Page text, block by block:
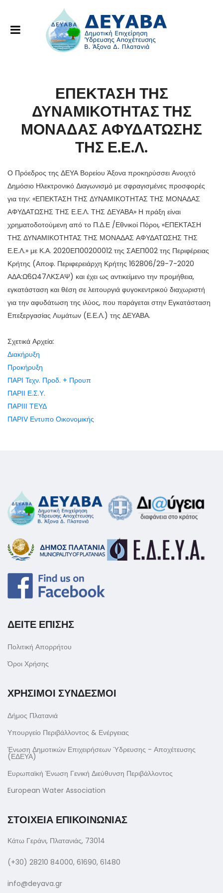
ΕΠΕΚΤΑΣΗ ΤΗΣ
ΔΥΝΑΜΙΚΟΤΗΤΑΣ ΤΗΣ
ΜΟΝΑΔΑΣ ΑΦΥΔΑΤΩΣΗΣ
ΤΗΣ Ε.Ε.Λ.
Ο Πρόεδρος της ΔΕΥΑ Βορείου Άξονα προκηρύσσει Ανοιχτό
Δημόσιο Ηλεκτρονικό Διαγωνισμό με σφραγισμένες προσφορές
για την: «ΕΠΕΚΤΑΣΗ ΤΗΣ ΔΥΝΑΜΙΚΟΤΗΤΑΣ ΤΗΣ ΜΟΝΑΔΑΣ
ΑΦΥΔΑΤΩΣΗΣ ΤΗΣ Ε.Ε.Λ. ΤΗΣ ΔΕΥΑΒΑ» Η πράξη είναι
χρηματοδοτούμενη από το Π.Δ.Ε /Εθνικοί Πόροι, «ΕΠΕΚΤΑΣΗ
ΤΗΣ ΔΥΝΑΜΙΚΟΤΗΤΑΣ ΤΗΣ ΜΟΝΑΔΑΣ ΑΦΥΔΑΤΩΣΗΣ ΤΗΣ
Ε.Ε.Λ.» με Κ.Α. 2020ΕΠ00200012 της ΣΑΕΠ002 της Περιφέρειας
Κρήτης (Αποφ. Περιφερειάρχη Κρήτης 162806/29-7-2020
ΑΔΑ:Ω6Ω47ΛΚΣΑΨ) και έχει ως αντικείμενο την προμήθεια,
εγκατάσταση και θέση σε λειτουργιά φυγοκεντρικού διαχωριστή
για την αφυδάτωση της ιλύος, που παράγεται στην Εγκατάσταση
Επεξεργασίας Λυμάτων (Ε.Ε.Λ.) της ΔΕΥΑΒΑ.
Σχετικά Αρχεία:
Διακήρυξη
Προκήρυξη
ΠΑΡΙ Τεχν. Προδ. + Προυπ
ΠΑΡΙΙ Ε.Σ.Υ.
ΠΑΡΙΙΙ ΤΕΥΔ
ΠΑΡΙV Εντυπο Οικονομικής
ΔΕΙΤΕ ΕΠΙΣΗΣ
Πολιτική Απορρήτου
Όροι Χρήσης
ΧΡΗΣΙΜΟΙ ΣΥΝΔΕΣΜΟΙ
Δήμος Πλατανιά
Υπουργείο Περιβάλλοντος & Ενέργειας
Ένωση Δημοτικών Επιχειρήσεων Ύδρευσης - Αποχέτευσης
(ΕΔΕΥΑ)
Ευρωπαϊκή Ένωση Γενική Διεύθυνση Περιβάλλοντος
European Water Association
ΣΤΟΙΧΕΙΑ ΕΠΙΚΟΙΝΩΝΙΑΣ
Κάτω Γεράνι, Πλατανιάς, 73014
(+30) 28210 84000, 61690, 61480
info@deyava.gr